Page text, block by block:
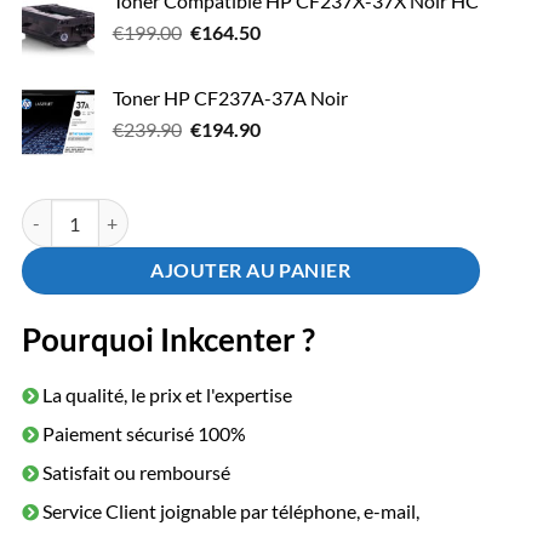
était :
€124.90.
est :
€109.50.
€199.00 Le
était :
€199.00.
€164.50Le
est :
€164.50.
Toner HP CF237A-37A Noir
€239.90 Le
€194.90Le
quantité de Toner HP CF237X-37X Noir HC 25.000 pages
AJOUTER AU PANIER
Pourquoi Inkcenter ?
La qualité, le prix et l'expertise
Paiement sécurisé 100%
Satisfait ou remboursé
Service Client joignable par téléphone, e-mail,